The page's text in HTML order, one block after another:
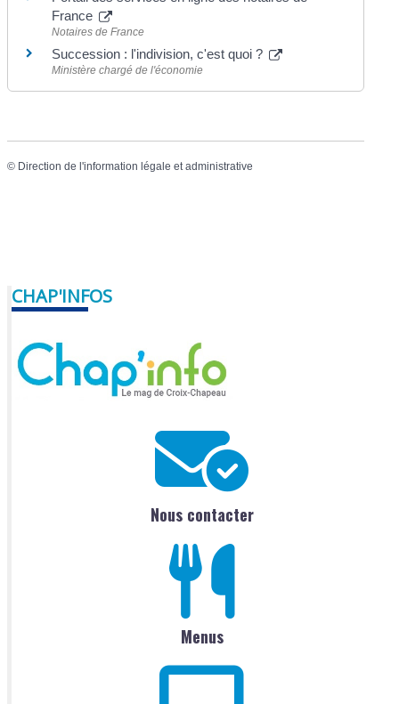
France
Notaires de France
Succession : l'indivision, c'est quoi ?
Ministère chargé de l'économie
© Direction de l'information légale et administrative
CHAP'INFOS
Nous contacter
Menus